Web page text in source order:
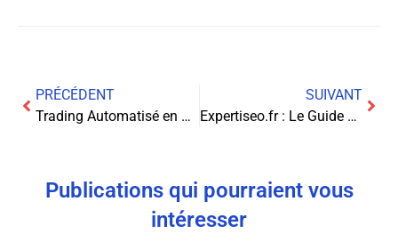
PRÉCÉDENT
Trading Automatisé en 2025 : La Vérité sur Vision Keflex Fin
SUIVANT
Expertiseo.fr : Le Guide Pratique pour Tous vos Besoins d’Information
Publications qui pourraient vous
intéresser